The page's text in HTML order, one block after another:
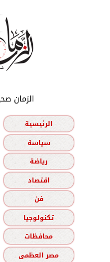
الزمان
الرئيسية
سياسة
رياضة
اقتصاد
فن
تكنولوجيا
محافظات
مصر العظمى